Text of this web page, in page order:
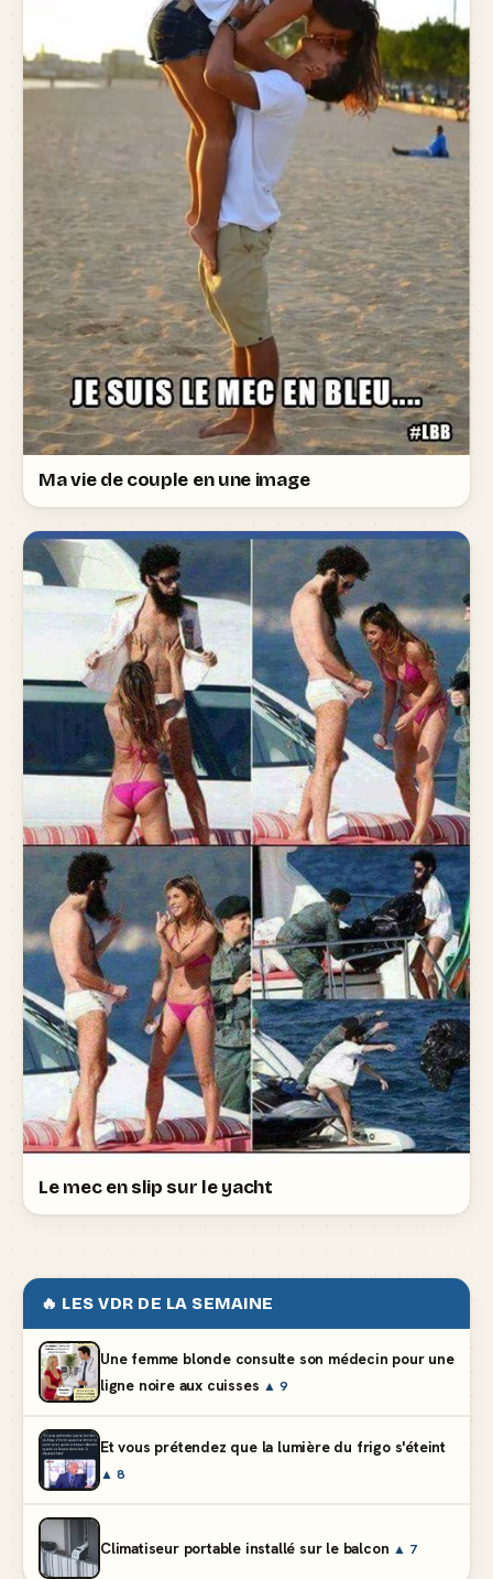
Ma vie de couple en une image
Le mec en slip sur le yacht
🔥 LES VDR DE LA SEMAINE
Une femme blonde consulte son médecin pour une
ligne noire aux cuisses ▲ 9
Et vous prétendez que la lumière du frigo s'éteint
▲ 8
Climatiseur portable installé sur le balcon ▲ 7